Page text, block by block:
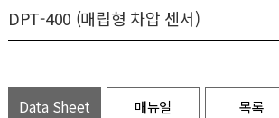
DPT-400 (매립형 차압 센서)
Data Sheet 매뉴얼 목록